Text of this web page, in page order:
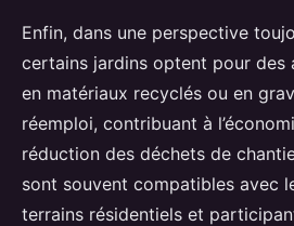
Enfin, dans une perspective
certains jardins optent pour des
en matériaux recyclés ou en
réemploi, contribuant à
réduction des déchets de
sont souvent compatibles avec
terrains résidentiels et